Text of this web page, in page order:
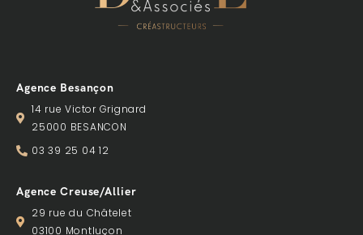
Agence Besançon
14 rue Victor Grignard
25000 BESANCON
03 39 25 04 12
Agence Creuse/Allier
29 rue du Châtelet
03100 Montluçon